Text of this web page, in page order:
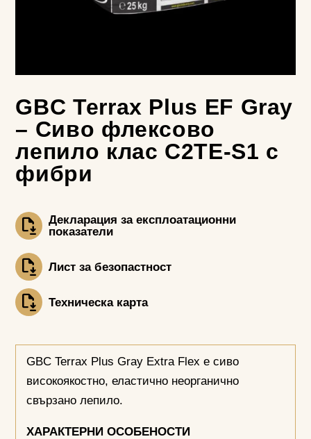
GBC Terrax Plus EF Grаy
– Сиво флексово
лепило клас С2TE-S1 с
фибри
Декларация за експлоатационни
показатели
Лист за безопастност
Техническа карта
GBC Terrax Plus Gray Extra Flex е сиво
високоякостно, еластично неорганично
свързано лепило.
ХАРАКТЕРНИ ОСОБЕНОСТИ